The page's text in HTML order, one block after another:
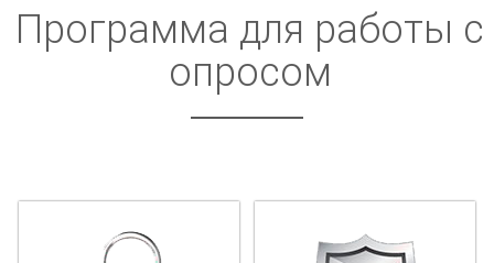
Программа для работы с
опросом